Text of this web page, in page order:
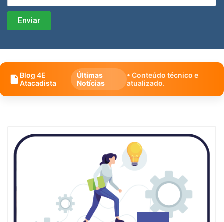
Blog 4E
Atacadista
Últimas
Notícias
• Conteúdo técnico e
atualizado.